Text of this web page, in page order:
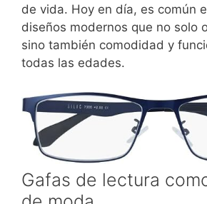
de vida. Hoy en día, es común
diseños modernos que no solo
sino también comodidad y
todas las edades.
Gafas de lectura